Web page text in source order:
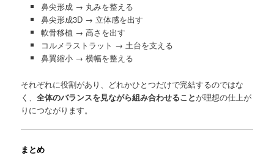
鼻尖形成 → 丸みを整える
鼻尖形成3D → 立体感を出す
軟骨移植 → 高さを出す
コルメラストラット → 土台を支える
鼻翼縮小 → 横幅を整える
それぞれに役割があり、どれかひとつだけで完結するのではな
く、全体のバランスを見ながら組み合わせることが理想の仕上が
りにつながります。
まとめ